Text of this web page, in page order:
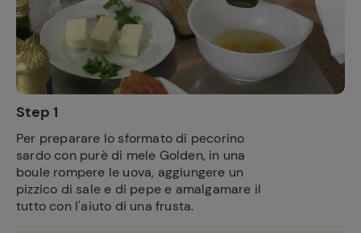
Step 1
Per preparare lo sformato di pecorino
sardo con purè di mele Golden, in una
boule rompere le uova, aggiungere un
pizzico di sale e di pepe e amalgamare il
tutto con l'aiuto di una frusta.